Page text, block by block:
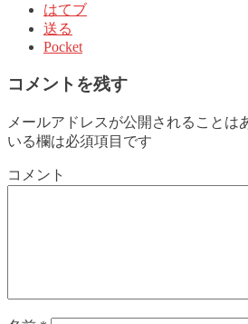
はてブ
送る
Pocket
コメントを残す
メールアドレスが公開されることは
いる欄は必須項目です
コメント